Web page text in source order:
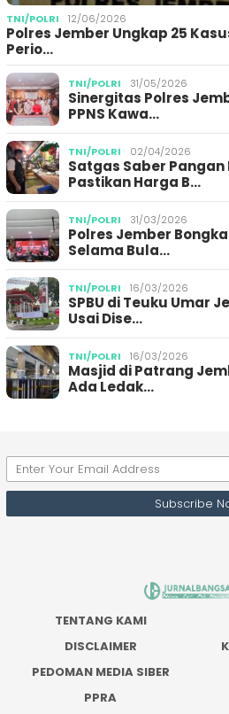
TNI/POLRI 12/06/2026
Polres Jember Ungkap 25
Perio…
TNI/POLRI 31/05/2026
Sinergitas Polres
PPNS Kawa…
TNI/POLRI 02/04/2026
Satgas Saber
Pastikan Harga B…
TNI/POLRI 31/03/2026
Polres Jember
Selama Bula…
TNI/POLRI 16/03/2026
SPBU di Teuku Umar
Usai Dise…
TNI/POLRI 16/03/2026
Masjid di Patrang
Ada Ledak…
TENTANG KAMI
DISCLAIMER
PEDOMAN MEDIA SIBER
PPRA